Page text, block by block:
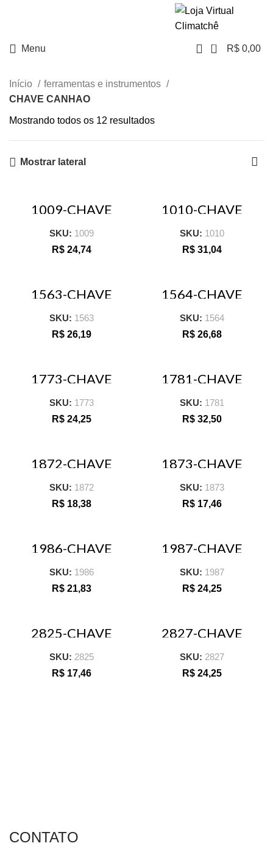
Menu 0 R$ 0,00
Início
ferramentas e instrumentos
CHAVE CANHAO
Mostrando todos os 12 resultados
Mostrar lateral
1009-CHAVE
CANHAO
TUBULAR 06MM
MASTER
TRAMONTINA
SKU: 1009
R$24,74
1010-CHAVE
CANHAO
TUBULAR 10MM
MASTER
TRAMONTINA
SKU: 1010
R$31,04
1563-CHAVE
CANHAO
TUBULAR 07MM
MASTER
TRAMONTINA
SKU: 1563
R$26,19
1564-CHAVE
CANHAO
TUBULAR 08MM
MASTER
TRAMONTINA
SKU: 1564
R$26,68
1773-CHAVE
CANHAO 7/32
SKU: 1773
R$24,25
1781-CHAVE
CANHAO
TUBULAR 11MM
MASTER
TRAMONTINA
SKU: 1781
R$32,50
1872-CHAVE
CANHAO 3/16
SKU: 1872
R$18,38
1873-CHAVE
CANHAO 5/16
SKU: 1873
R$17,46
1986-CHAVE
CANHAO 1/4
SKU: 1986
R$21,83
1987-CHAVE
CANHAO 3/8
SKU: 1987
R$24,25
2825-CHAVE
CANHAO 5/16
SKU: 2825
R$17,46
2827-CHAVE
CANHAO 3/8
SKU: 2827
R$24,25
CONTATO